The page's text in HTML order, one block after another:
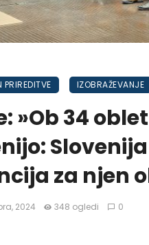
IZOBRAŽEVANJE
»Ob 34
za njen
2024 348 ogledi 0